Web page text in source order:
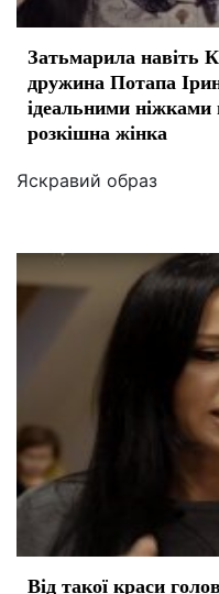
Затьмарила навіть
дружина Потапа
ідеальними ніжками
розкішна жінка
Яскравий образ
Від такої краси